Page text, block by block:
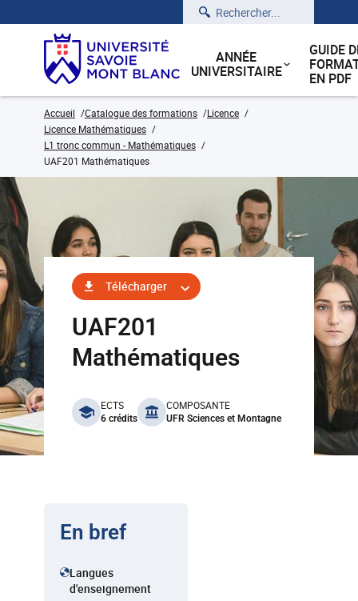
Rechercher
ANNÉE
UNIVERSITAIRE
GUIDE
EN PDF
Accueil Catalogue des formations
Licence
Licence Mathématiques
L1 tronc commun - Mathématiques
UAF201 Mathématiques
Télécharger
UAF201
Mathématiques
benefits
ECTS
6 crédits
COMPOSANTE
UFR Sciences et Montagne
En bref
Langues
d'enseignement